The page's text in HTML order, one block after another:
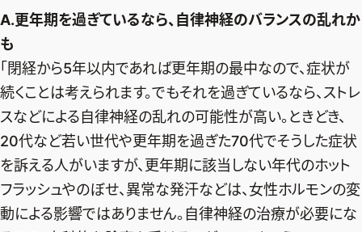
A.更年期を過ぎているなら、自律神経のバランスの乱れか
も
「閉経から5年以内であれば更年期の最中なので、症状が
続くことは考えられます。でもそれを過ぎているなら、ストレ
スなどによる自律神経の乱れの可能性が高い。ときどき、
20代など若い世代や更年期を過ぎた70代でそうした症状
を訴える人がいますが、更年期に該当しない年代のホット
フラッシュやのぼせ、異常な発汗などは、女性ホルモンの変
動による影響ではありません。自律神経の治療が必要にな